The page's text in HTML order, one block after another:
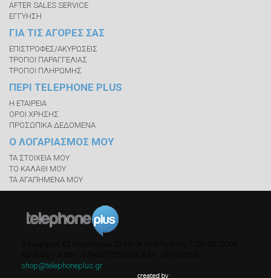
AFTER SALES SERVICE
ΕΓΓΥΗΣΗ
ΓΙΑ ΤΙΣ ΑΓΟΡΕΣ ΣΑΣ
ΕΠΙΣΤΡΟΦΕΣ/ΑΚΥΡΩΣΕΙΣ
ΤΡΟΠΟΙ ΠΑΡΑΓΓΕΛΙΑΣ
ΤΡΟΠΟΙ ΠΛΗΡΩΜΗΣ
ΠΕΡΙ TELEPHONE PLUS
Η ΕΤΑΙΡΕΙΑ
ΟΡΟΙ ΧΡΗΣΗΣ
ΠΡΟΣΩΠΙΚΑ ΔΕΔΟΜΕΝΑ
Ο ΛΟΓΑΡΙΑΣΜΟΣ ΜΟΥ
ΤΑ ΣΤΟΙΧΕΙΑ ΜΟΥ
ΤΟ ΚΑΛΑΘΙ ΜΟΥ
ΤΑ ΑΓΑΠΗΜΕΝΑ ΜΟΥ
shop@telephoneplus.gr